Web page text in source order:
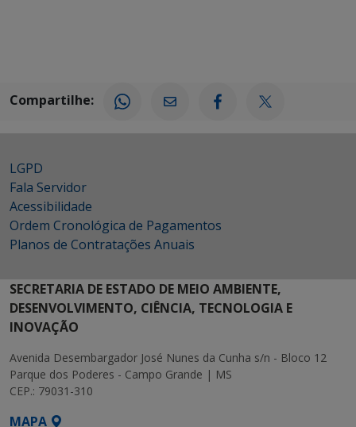
Compartilhe:
LGPD
Fala Servidor
Acessibilidade
Ordem Cronológica de Pagamentos
Planos de Contratações Anuais
SECRETARIA DE ESTADO DE MEIO AMBIENTE,
DESENVOLVIMENTO, CIÊNCIA, TECNOLOGIA E
INOVAÇÃO
Avenida Desembargador José Nunes da Cunha s/n - Bloco 12
Parque dos Poderes - Campo Grande | MS
CEP.: 79031-310
MAPA